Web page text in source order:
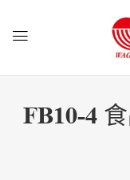
FB10-4